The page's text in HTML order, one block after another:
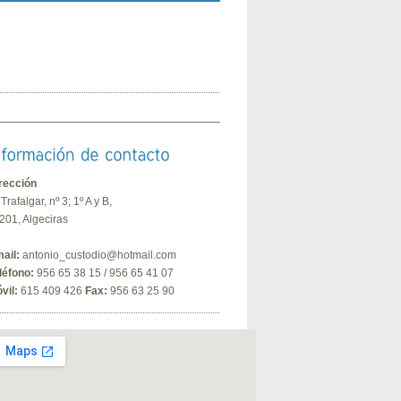
nº 3; 1º A y B,
Algeciras
antonio_custodio@hotmail.com
956 65 38 15 / 956 65 41 07
615 409 426 Fax: 956 63 25 90